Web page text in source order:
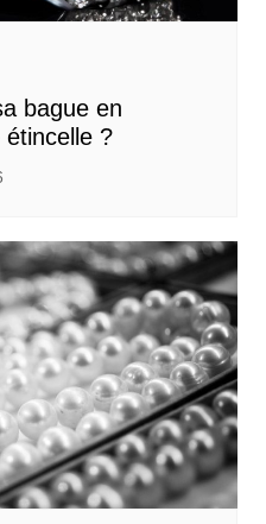
bague en
étincelle ?